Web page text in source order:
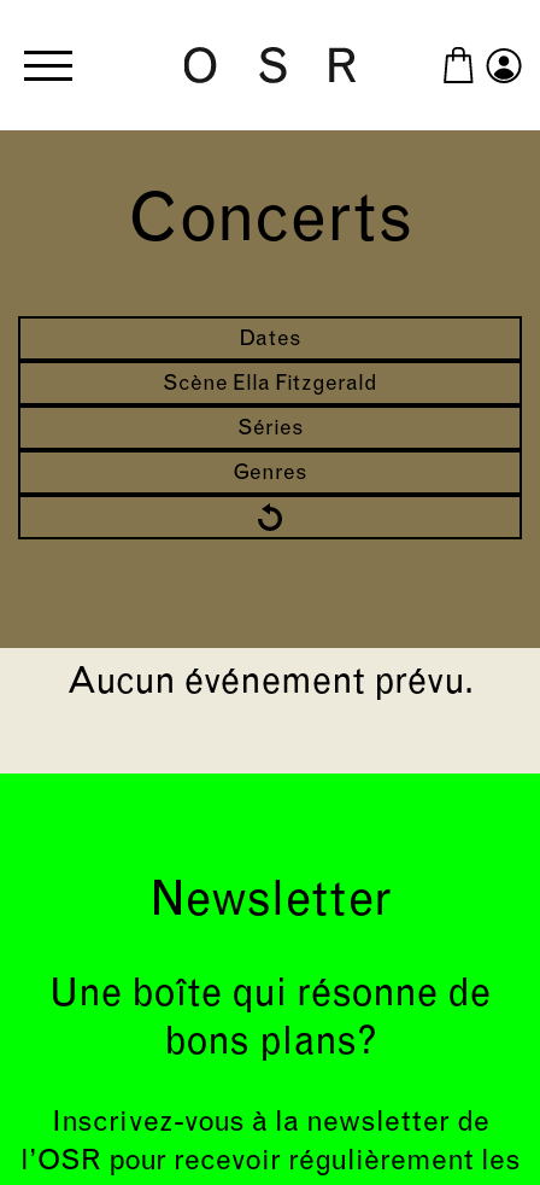
Concerts
Dates
Scène Ella Fitzgerald
Séries
Genres
Aucun événement prévu.
Newsletter
Une boîte qui résonne de
bons plans?
Inscrivez-vous à la newsletter de
l’OSR pour recevoir régulièrement les